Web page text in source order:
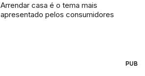
Arrendar casa é o tema mais
apresentado pelos consumidores
PUB